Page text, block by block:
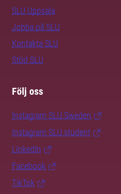
SLU Uppsala
Jobba på SLU
Kontakta SLU
Stöd SLU
Följ oss
Instagram SLU.Sweden
Instagram SLU.student
LinkedIn
Facebook
TikTok